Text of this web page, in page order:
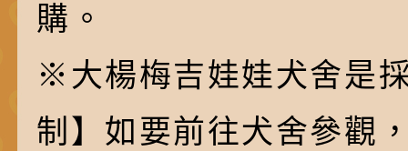
購。
※大楊梅吉娃娃犬舍是
制】如要前往犬舍參觀